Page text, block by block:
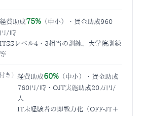
経費助成75% （中小）・賃金助成960
円/時
ITSSレベル4・3相当の訓練、大学院訓練
等
き） 経費助成60% （中小）・賃金助成
760円/時・OJT実施助成20万円/
人
IT未経験者の即戦力化（OFF-JT＋